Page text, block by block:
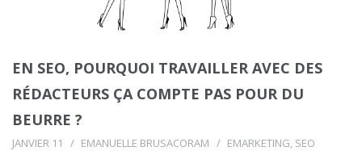
EN SEO, POURQUOI TRAVAILLER AVEC DES
RÉDACTEURS ÇA COMPTE PAS POUR DU
BEURRE ?
JANVIER 11 EMANUELLE BRUSACORAM EMARKETING, SEO